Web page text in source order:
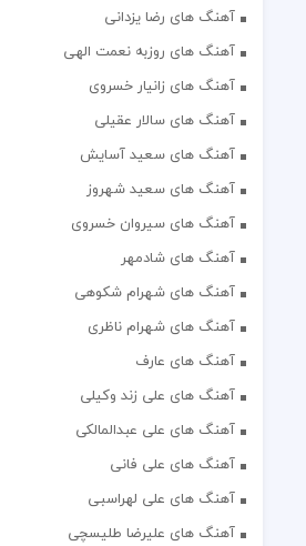
آهنگ های رضا یزدانی
آهنگ های روزبه نعمت الهی
آهنگ های زانیار خسروی
آهنگ های سالار عقیلی
آهنگ های سعید آسایش
آهنگ های سعید شهروز
آهنگ های سیروان خسروی
آهنگ های شادمهر
آهنگ های شهرام شکوهی
آهنگ های شهرام ناظری
آهنگ های عارف
آهنگ های علی زند وکیلی
آهنگ های علی عبدالمالکی
آهنگ های علی فانی
آهنگ های علی لهراسبی
آهنگ های علیرضا طلیسچی